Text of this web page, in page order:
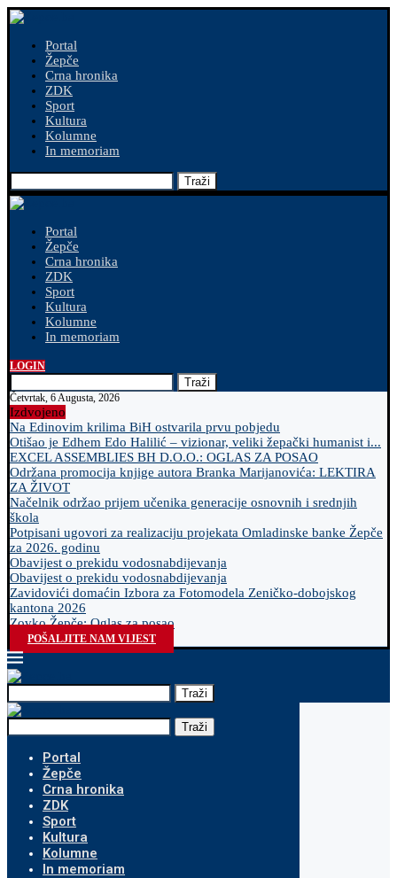
Portal
Žepče
Crna hronika
ZDK
Sport
Kultura
Kolumne
In memoriam
Traži
Portal
Žepče
Crna hronika
ZDK
Sport
Kultura
Kolumne
In memoriam
LOGIN
Traži
Četvrtak, 6 Augusta, 2026
Izdvojeno
Na Edinovim krilima BiH ostvarila prvu pobjedu
Otišao je Edhem Edo Halilić – vizionar, veliki žepački humanist i...
EXCEL ASSEMBLIES BH D.O.O.: OGLAS ZA POSAO
Održana promocija knjige autora Branka Marijanovića: LEKTIRA
ZA ŽIVOT
Načelnik održao prijem učenika generacije osnovnih i srednjih
škola
Potpisani ugovori za realizaciju projekata Omladinske banke Žepče
za 2026. godinu
Obavijest o prekidu vodosnabdijevanja
Obavijest o prekidu vodosnabdijevanja
Zavidovići domaćin Izbora za Fotomodela Zeničko-dobojskog
kantona 2026
Zovko Žepče: Oglas za posao
POŠALJITE NAM VIJEST
Traži
Traži
Portal
Žepče
Crna hronika
ZDK
Sport
Kultura
Kolumne
In memoriam